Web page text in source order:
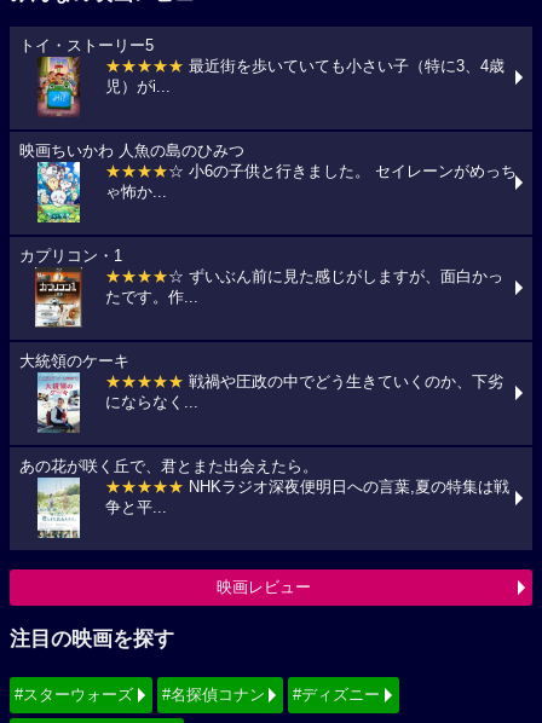
トイ・ストーリー5
★★★★★ 最近街を歩いていても小さい子（特に3、4歳
児）がi...
映画ちいかわ 人魚の島のひみつ
★★★★☆ 小6の子供と行きました。 セイレーンがめっち
ゃ怖か...
カプリコン・1
★★★★☆ ずいぶん前に見た感じがしますが、面白かっ
たです。作...
大統領のケーキ
★★★★★ 戦禍や圧政の中でどう生きていくのか、下劣
にならなく...
あの花が咲く丘で、君とまた出会えたら。
★★★★★ NHKラジオ深夜便明日への言葉,夏の特集は戦
争と平...
映画レビュー
注目の映画を探す
#スターウォーズ #名探偵コナン #ディズニー